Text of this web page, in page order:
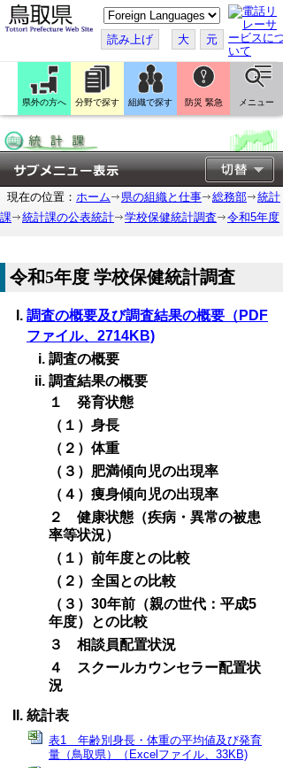
こ
の
ペ
ー
ジ
翻
訳
す
読み上げ 大 元
県外の方へ 分野で探す 組織で探す 防災 緊急 メニュー
現在の位置： ホーム 県の組織と仕事 総務部
統計
課
統計課の公表統計 学校保健統計調査 令和5年度
令和5年度 学校保健統計調査
調査の概要及び調査結果の概要（PDF
ファイル、2714KB)
調査の概要
調査結果の概要
１ 発育状態
（１）身長
（２）体重
（３）肥満傾向児の出現率
（４）痩身傾向児の出現率
２ 健康状態（疾病・異常の被患
率等状況）
（１）前年度との比較
（２）全国との比較
（３）30年前（親の世代：平成5
年度）との比較
３ 相談員配置状況
４ スクールカウンセラー配置状
況
統計表
表1 年齢別身長・体重の平均値及び発育
量（鳥取県）（Excelファイル、33KB)